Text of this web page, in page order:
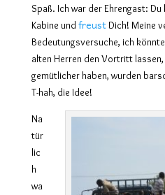
Spaß. Ich war der Ehrengast:
Kabine und freustDich! Meine
Bedeutungsversuche, ich
alten Herren den Vortritt
gemütlicher haben, wurden
T-hah, die Idee!
Na
tür
lic
h
wa